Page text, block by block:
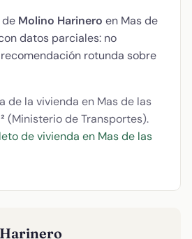
de Molino Harinero en Mas de
datos parciales: no
rotunda sobre
de la vivienda en Mas de las
(Ministerio de Transportes).
de vivienda en Mas de las